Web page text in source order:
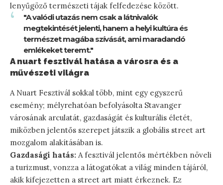
lenyűgöző természeti tájak felfedezése között.
"A valódi utazás nem csak a látnivalók
megtekintését jelenti, hanem a helyi kultúra és
természet magába szívását, ami maradandó
emlékeket teremt."
A nuart fesztivál hatása a városra és a
művészeti világra
A Nuart Fesztivál sokkal több, mint egy egyszerű
esemény; mélyrehatóan befolyásolta Stavanger
városának arculatát, gazdaságát és kulturális életét,
miközben jelentős szerepet játszik a globális street art
mozgalom alakításában is.
Gazdasági hatás: A fesztivál jelentős mértékben növeli
a turizmust, vonzza a látogatókat a világ minden tájáról,
akik kifejezetten a street art miatt érkeznek. Ez